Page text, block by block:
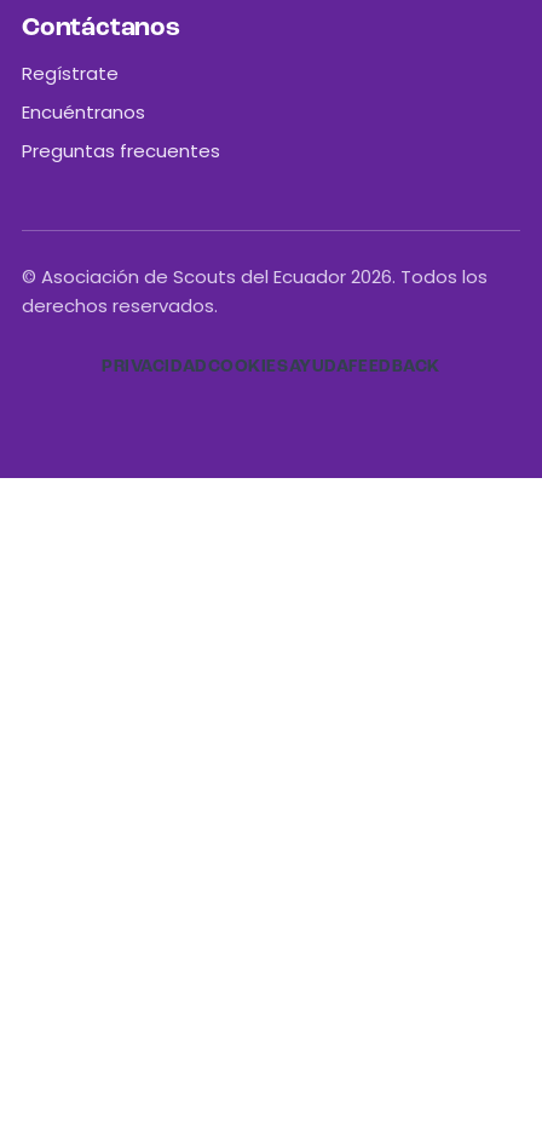
Contáctanos
Regístrate
Encuéntranos
Preguntas frecuentes
© Asociación de Scouts del Ecuador 2026. Todos los
derechos reservados.
PRIVACIDADCOOKIESAYUDA FEEDBACK